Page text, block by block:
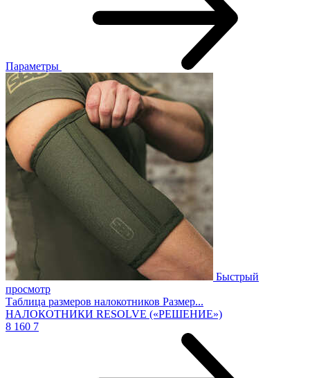
Параметры
Быстрый
просмотр
Таблица размеров налокотников Размер...
НАЛОКОТНИКИ RESOLVE («РЕШЕНИЕ»)
8 160 7